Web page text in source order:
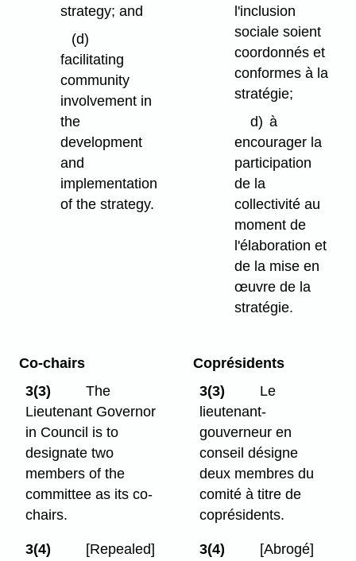
strategy; and
(d)
facilitating
community
involvement in
the
development
and
implementation
of the strategy.
l'inclusion
sociale soient
coordonnés et
conformes à la
stratégie;
d) à
encourager la
participation
de la
collectivité au
moment de
l'élaboration et
de la mise en
œuvre de la
stratégie.
Co-chairs
3(3)
The
Lieutenant Governor
in Council is to
designate two
members of the
committee as its co-
chairs.
Coprésidents
3(3)
Le
lieutenant-
gouverneur en
conseil désigne
deux membres du
comité à titre de
coprésidents.
3(4) [Repealed] 3(4) [Abrogé]